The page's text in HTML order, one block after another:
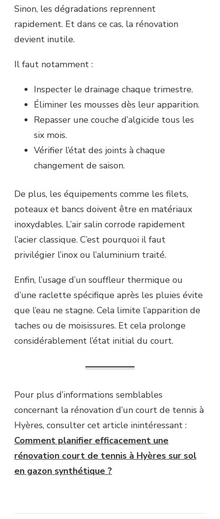
Sinon, les dégradations reprennent
rapidement. Et dans ce cas, la rénovation
devient inutile.
Il faut notamment :
Inspecter le drainage chaque trimestre.
Éliminer les mousses dès leur apparition.
Repasser une couche d’algicide tous les
six mois.
Vérifier l’état des joints à chaque
changement de saison.
De plus, les équipements comme les filets,
poteaux et bancs doivent être en matériaux
inoxydables. L’air salin corrode rapidement
l’acier classique. C’est pourquoi il faut
privilégier l’inox ou l’aluminium traité.
Enfin, l’usage d’un souffleur thermique ou
d’une raclette spécifique après les pluies évite
que l’eau ne stagne. Cela limite l’apparition de
taches ou de moisissures. Et cela prolonge
considérablement l’état initial du court.
Pour plus d’informations semblables
concernant la rénovation d’un court de tennis à
Hyères, consulter cet article inintéressant :
Comment planifier efficacement une
rénovation court de tennis à Hyères sur sol
en gazon synthétique ?